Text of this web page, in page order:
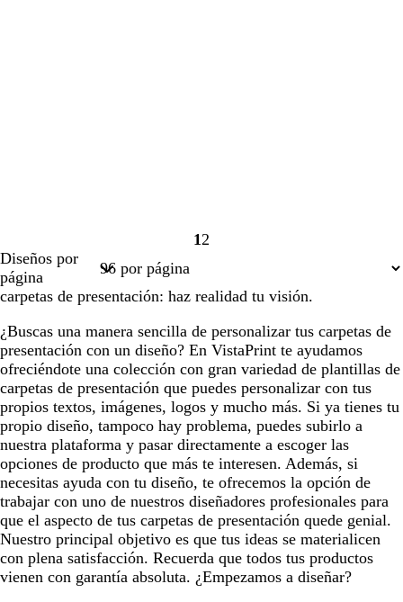
Página
1 Página
2
Diseños por
página
carpetas de presentación: haz realidad tu visión.
¿Buscas una manera sencilla de personalizar tus carpetas de
presentación con un diseño? En VistaPrint te ayudamos
ofreciéndote una colección con gran variedad de plantillas de
carpetas de presentación que puedes personalizar con tus
propios textos, imágenes, logos y mucho más. Si ya tienes tu
propio diseño, tampoco hay problema, puedes subirlo a
nuestra plataforma y pasar directamente a escoger las
opciones de producto que más te interesen. Además, si
necesitas ayuda con tu diseño, te ofrecemos la opción de
trabajar con uno de nuestros diseñadores profesionales para
que el aspecto de tus carpetas de presentación quede genial.
Nuestro principal objetivo es que tus ideas se materialicen
con plena satisfacción. Recuerda que todos tus productos
vienen con garantía absoluta. ¿Empezamos a diseñar?